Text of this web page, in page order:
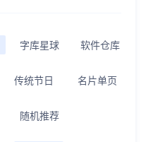
字库星球 软件仓库
传统节日 名片单页
随机推荐